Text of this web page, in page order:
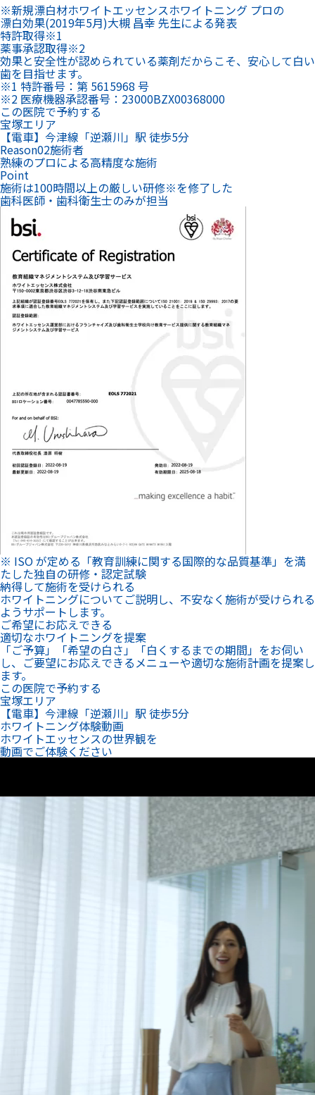
※新規漂白材ホワイトエッセンスホワイトニング プロの
漂白効果(2019年5月)大槻 昌幸 先生による発表
特許取得※1
薬事承認取得※2
効果と安全性が認められている薬剤だからこそ、安心して白い
歯を目指せます。
※1 特許番号：第 5615968 号
※2 医療機器承認番号：23000BZX00368000
この医院で予約する
宝塚エリア
【電車】今津線「逆瀬川」駅 徒歩5分
Reason02施術者
熟練のプロによる高精度な施術
Point
施術は100時間以上の厳しい研修※を修了した
歯科医師・歯科衛生士のみが担当
※ ISO が定める「教育訓練に関する国際的な品質基準」を満
たした独自の研修・認定試験
納得して施術を受けられる
ホワイトニングについてご説明し、不安なく施術が受けられる
ようサポートします。
ご希望にお応えできる
適切なホワイトニングを提案
「ご予算」「希望の白さ」「白くするまでの期間」をお伺い
し、ご要望にお応えできるメニューや適切な施術計画を提案し
ます。
この医院で予約する
宝塚エリア
【電車】今津線「逆瀬川」駅 徒歩5分
ホワイトニング体験動画
ホワイトエッセンスの世界観を
動画でご体験ください